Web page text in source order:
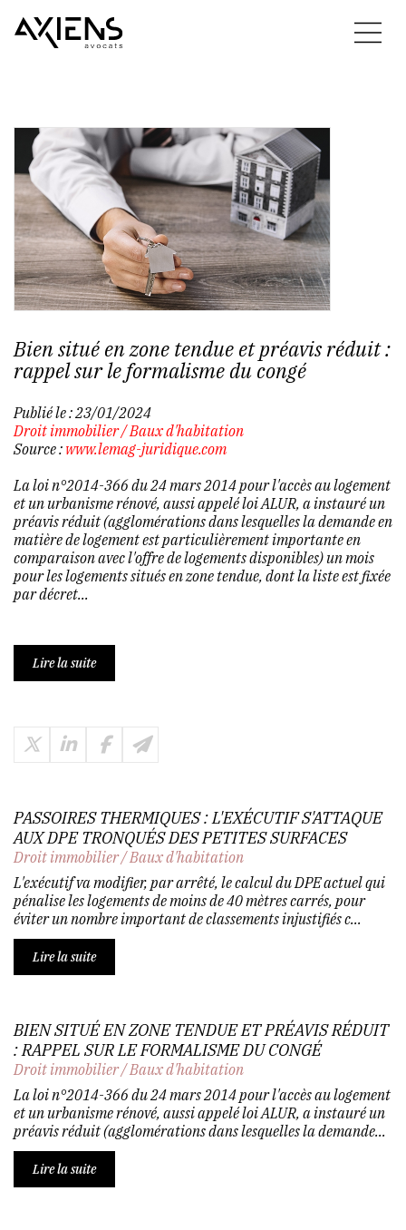
Bien situé en zone tendue et préavis réduit :
rappel sur le formalisme du congé
Publié le :23/01/2024
Droit immobilier/Baux d'habitation
Source : www.lemag-juridique.com
La loi n°2014-366 du 24 mars 2014 pour l'accès au logement
et un urbanisme rénové, aussi appelé loi ALUR, a instauré un
préavis réduit (agglomérations dans lesquelles la demande en
matière de logement est particulièrement importante en
comparaison avec l'offre de logements disponibles) un mois
pour les logements situés en zone tendue, dont la liste est fixée
par décret...
Lire la suite
PASSOIRES THERMIQUES : L'EXÉCUTIF S'ATTAQUE
AUX DPE TRONQUÉS DES PETITES SURFACES
Droit immobilier/Baux d'habitation
L'exécutif va modifier, par arrêté, le calcul du DPE actuel qui
pénalise les logements de moins de 40 mètres carrés, pour
éviter un nombre important de classements injustifiés c...
Lire la suite
BIEN SITUÉ EN ZONE TENDUE ET PRÉAVIS RÉDUIT
: RAPPEL SUR LE FORMALISME DU CONGÉ
Droit immobilier/Baux d'habitation
La loi n°2014-366 du 24 mars 2014 pour l'accès au logement
et un urbanisme rénové, aussi appelé loi ALUR, a instauré un
préavis réduit (agglomérations dans lesquelles la demande...
Lire la suite